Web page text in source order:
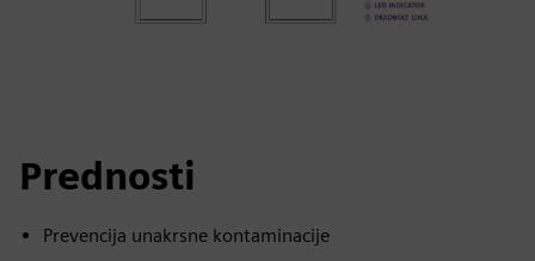
Prednosti
Prevencija unakrsne kontaminacije